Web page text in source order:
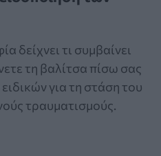
δείχνει τι συμβαίνει
τη βαλίτσα πίσω σας
για τη στάση του
τραυματισμούς.